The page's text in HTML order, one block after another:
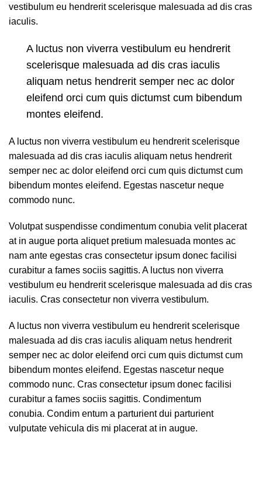
vestibulum eu hendrerit scelerisque malesuada ad dis cras
iaculis.
A luctus non viverra vestibulum eu hendrerit
scelerisque malesuada ad dis cras iaculis
aliquam netus hendrerit semper nec ac dolor
eleifend orci cum quis dictumst cum bibendum
montes eleifend.
A luctus non viverra vestibulum eu hendrerit scelerisque
malesuada ad dis cras iaculis aliquam netus hendrerit
semper nec ac dolor eleifend orci cum quis dictumst cum
bibendum montes eleifend. Egestas nascetur neque
commodo nunc.
Volutpat suspendisse condimentum conubia velit placerat
at in augue porta aliquet pretium malesuada montes ac
nam ante egestas cras consectetur ipsum donec facilisi
curabitur a fames sociis sagittis. A luctus non viverra
vestibulum eu hendrerit scelerisque malesuada ad dis cras
iaculis. Cras consectetur non viverra vestibulum.
A luctus non viverra vestibulum eu hendrerit scelerisque
malesuada ad dis cras iaculis aliquam netus hendrerit
semper nec ac dolor eleifend orci cum quis dictumst cum
bibendum montes eleifend. Egestas nascetur neque
commodo nunc. Cras consectetur ipsum donec facilisi
curabitur a fames sociis sagittis. Condimentum
conubia. Condim entum a parturient dui parturient
vulputate vehicula dis mi placerat at in augue.